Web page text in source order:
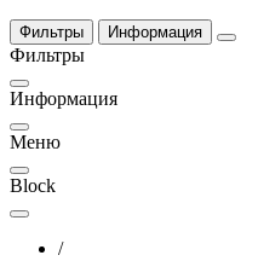
Фильтры Информация
Фильтры
Информация
Меню
Block
/